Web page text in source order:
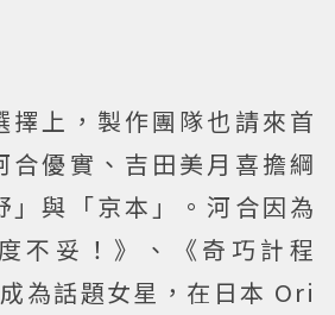
擇上，製作團隊也請來首
合優實、吉田美月喜擔綱
」與「京本」。河合因為
不妥！》、《奇巧計程
為話題女星，在日本 Ori